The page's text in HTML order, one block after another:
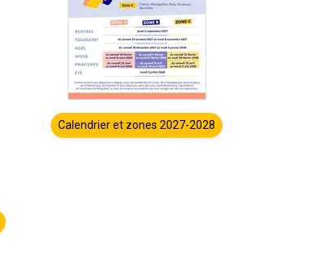
Calendrier et zones 2027-2028